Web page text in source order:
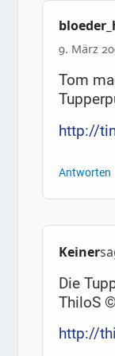
9. März
Tom
http://
Antworten
Keiner
Die
ThiloS ©
http://